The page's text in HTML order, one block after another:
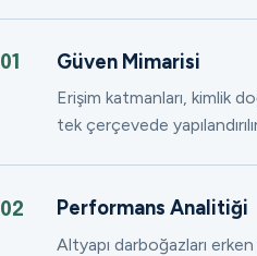
01 Güven Mimarisi
Erişim katmanları, kimlik
tek çerçevede
02 Performans Analitiği
Altyapı darboğazları